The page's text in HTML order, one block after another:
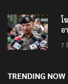
โ
อ
7
TRENDING NOW